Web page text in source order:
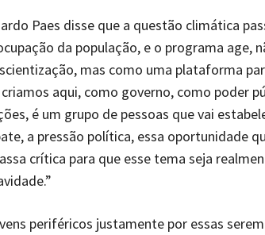
Paes disse que a questão climática
da população, e o programa age,
mas como uma plataforma
aqui, como governo, como poder
é um grupo de pessoas que vai
a pressão política, essa oportunidade
crítica para que esse tema seja
periféricos justamente por essas